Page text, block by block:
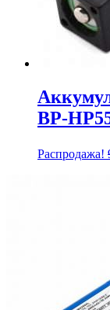
BP-
Распродажа!